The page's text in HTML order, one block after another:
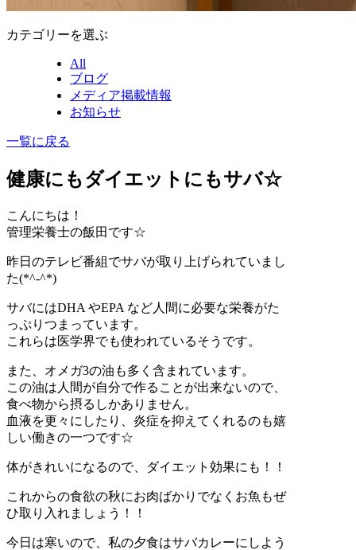
カテゴリーを選ぶ
All
ブログ
メディア掲載情報
お知らせ
一覧に戻る
健康にもダイエットにもサバ☆
こんにちは！
管理栄養士の飯田です☆
昨日のテレビ番組でサバが取り上げられていまし
た(*^-^*)
サバにはDHA やEPA など人間に必要な栄養がた
っぷりつまっています。
これらは医学界でも使われているそうです。
また、オメガ3の油も多く含まれています。
この油は人間が自分で作ることが出来ないので、
食べ物から摂るしかありません。
血液を更々にしたり、炎症を抑えてくれるのも嬉
しい働きの一つです☆
体がきれいになるので、ダイエット効果にも！！
これからの食欲の秋にお肉ばかりでなくお魚もぜ
ひ取り入れましょう！！
今日は寒いので、私の夕食はサバカレーにしよう